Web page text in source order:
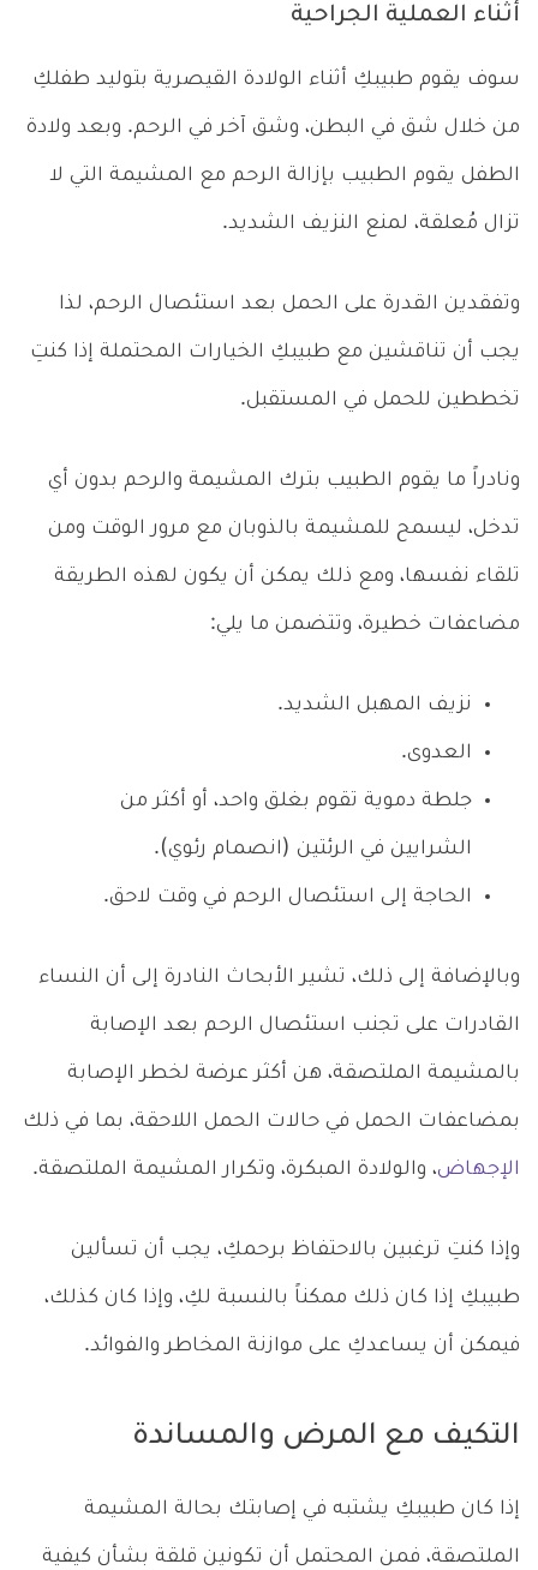
أثناء العملية الجراحية
سوف يقوم طبيبكِ أثناء الولادة القيصرية بتوليد طفلكِ
من خلال شق في البطن، وشق آخر في الرحم. وبعد ولادة
الطفل يقوم الطبيب بإزالة الرحم مع المشيمة التي لا
تزال مُعلقة، لمنع النزيف الشديد.
وتفقدين القدرة على الحمل بعد استئصال الرحم، لذا
يجب أن تناقشين مع طبيبكِ الخيارات المحتملة إذا كنتِ
تخططين للحمل في المستقبل.
ونادراً ما يقوم الطبيب بترك المشيمة والرحم بدون أي
تدخل، ليسمح للمشيمة بالذوبان مع مرور الوقت ومن
تلقاء نفسها، ومع ذلك يمكن أن يكون لهذه الطريقة
مضاعفات خطيرة، وتتضمن ما يلي:
نزيف المهبل الشديد.
العدوى.
جلطة دموية تقوم بغلق واحد، أو أكثر من
الشرايين في الرئتين (انصمام رئوي).
الحاجة إلى استئصال الرحم في وقت لاحق.
وبالإضافة إلى ذلك، تشير الأبحاث النادرة إلى أن النساء
القادرات على تجنب استئصال الرحم بعد الإصابة
بالمشيمة الملتصقة، هن أكثر عرضة لخطر الإصابة
بمضاعفات الحمل في حالات الحمل اللاحقة، بما في ذلك
الإجهاض، والولادة المبكرة، وتكرار المشيمة الملتصقة.
وإذا كنتِ ترغبين بالاحتفاظ برحمكِ، يجب أن تسألين
طبيبكِ إذا كان ذلك ممكناً بالنسبة لكِ، وإذا كان كذلك،
فيمكن أن يساعدكِ على موازنة المخاطر والفوائد.
التكيف مع المرض والمساندة
إذا كان طبيبكِ يشتبه في إصابتك بحالة المشيمة
الملتصقة، فمن المحتمل أن تكونين قلقة بشأن كيفية